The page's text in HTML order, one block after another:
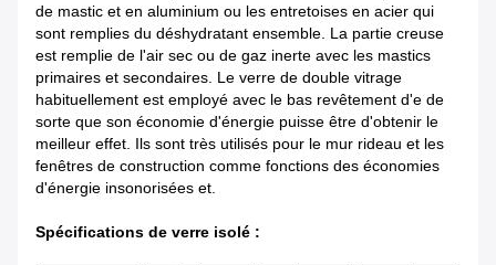
de mastic et en aluminium ou les entretoises en acier qui
sont remplies du déshydratant ensemble. La partie creuse
est remplie de l'air sec ou de gaz inerte avec les mastics
primaires et secondaires. Le verre de double vitrage
habituellement est employé avec le bas revêtement d'e de
sorte que son économie d'énergie puisse être d'obtenir le
meilleur effet. Ils sont très utilisés pour le mur rideau et les
fenêtres de construction comme fonctions des économies
d'énergie insonorisées et.
Spécifications de verre isolé :